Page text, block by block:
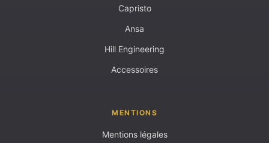
Capristo
Ansa
Hill Engineering
Accessoires
MENTIONS
Mentions légales